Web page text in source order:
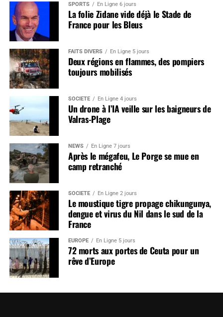
SPORTS En Ligne 6 jours
La folie Zidane vide déjà le Stade de
France pour les Bleus
FAITS DIVERS En Ligne 5 jours
Deux régions en flammes, des pompiers
toujours mobilisés
SOCIÉTÉ En Ligne 4 jours
Un drone à l’IA veille sur les baigneurs de
Valras-Plage
NEWS En Ligne 7 jours
Après le mégafeu, Le Porge se mue en
camp retranché
SOCIÉTÉ En Ligne 2 jours
Le moustique tigre propage chikungunya,
dengue et virus du Nil dans le sud de la
France
EUROPE En Ligne 5 jours
72 morts aux portes de Ceuta pour un
rêve d’Europe